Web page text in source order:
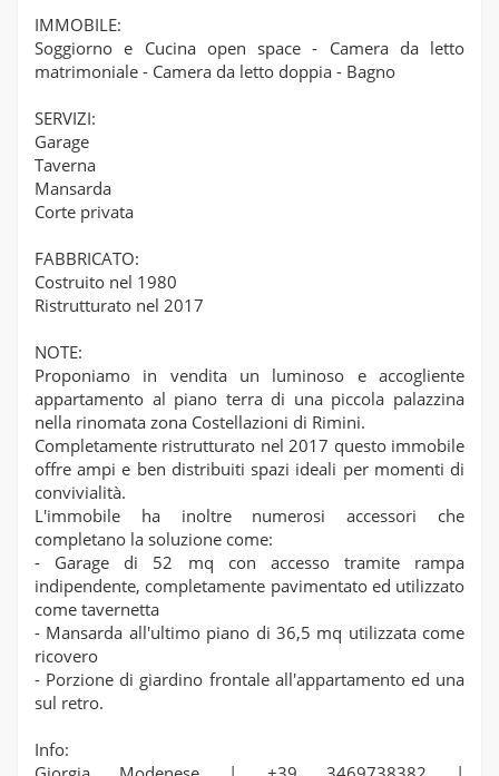
IMMOBILE:
Soggiorno e Cucina open space - Camera da letto
matrimoniale - Camera da letto doppia - Bagno
SERVIZI:
Garage
Taverna
Mansarda
Corte privata
FABBRICATO:
Costruito nel 1980
Ristrutturato nel 2017
NOTE:
Proponiamo in vendita un luminoso e accogliente
appartamento al piano terra di una piccola palazzina
nella rinomata zona Costellazioni di Rimini.
Completamente ristrutturato nel 2017 questo immobile
offre ampi e ben distribuiti spazi ideali per momenti di
convivialità.
L'immobile ha inoltre numerosi accessori che
completano la soluzione come:
- Garage di 52 mq con accesso tramite rampa
indipendente, completamente pavimentato ed utilizzato
come tavernetta
- Mansarda all'ultimo piano di 36,5 mq utilizzata come
ricovero
- Porzione di giardino frontale all'appartamento ed una
sul retro.
Info: